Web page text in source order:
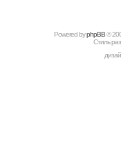
Powered byрhрBВ©
Стиль